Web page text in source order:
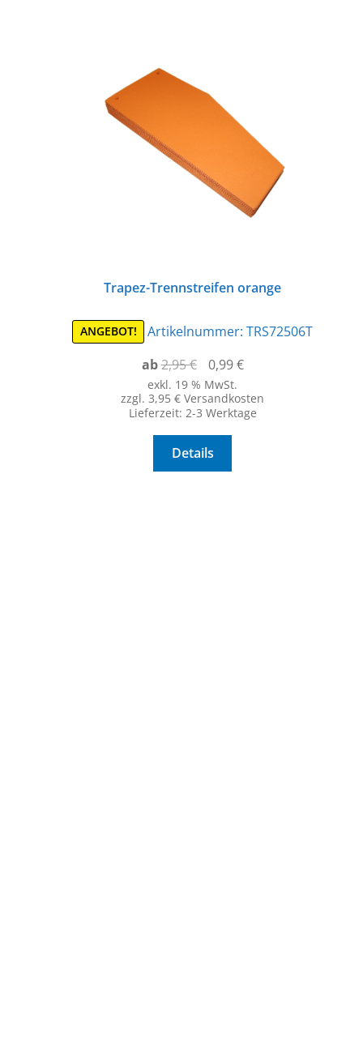
Trapez-Trennstreifen orange
ANGEBOT! Artikelnummer:TRS72506T
ab2,95€
Ursprünglicher
Preis
war:
0,99€Aktueller
ist:
0,99 €.
exkl. 19 % MwSt.
zzgl. 3,95 € Versandkosten
Lieferzeit: 2-3 Werktage
Details